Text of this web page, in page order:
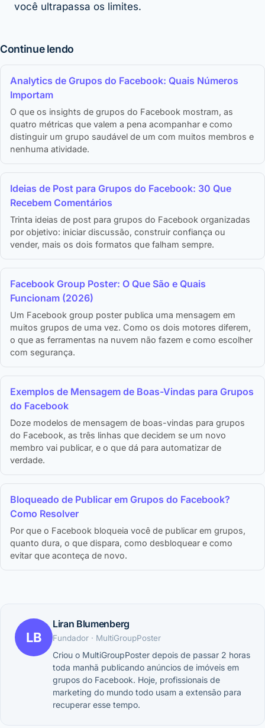
você ultrapassa os limites.
Continue lendo
Analytics de Grupos do Facebook: Quais Números
Importam
O que os insights de grupos do Facebook mostram, as
quatro métricas que valem a pena acompanhar e como
distinguir um grupo saudável de um com muitos membros e
nenhuma atividade.
Ideias de Post para Grupos do Facebook: 30 Que
Recebem Comentários
Trinta ideias de post para grupos do Facebook organizadas
por objetivo: iniciar discussão, construir confiança ou
vender, mais os dois formatos que falham sempre.
Facebook Group Poster: O Que São e Quais
Funcionam (2026)
Um Facebook group poster publica uma mensagem em
muitos grupos de uma vez. Como os dois motores diferem,
o que as ferramentas na nuvem não fazem e como escolher
com segurança.
Exemplos de Mensagem de Boas-Vindas para Grupos
do Facebook
Doze modelos de mensagem de boas-vindas para grupos
do Facebook, as três linhas que decidem se um novo
membro vai publicar, e o que dá para automatizar de
verdade.
Bloqueado de Publicar em Grupos do Facebook?
Como Resolver
Por que o Facebook bloqueia você de publicar em grupos,
quanto dura, o que dispara, como desbloquear e como
evitar que aconteça de novo.
LB
Liran Blumenberg
Fundador · MultiGroupPoster
Criou o MultiGroupPoster depois de passar 2 horas
toda manhã publicando anúncios de imóveis em
grupos do Facebook. Hoje, profissionais de
marketing do mundo todo usam a extensão para
recuperar esse tempo.